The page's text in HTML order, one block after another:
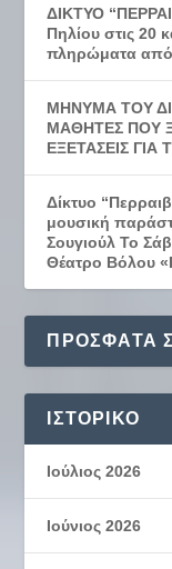
ΔΙΚΤΥΟ
Πηλίου στις 20
πληρώματα από
ΜΗΝΥΜΑ ΤΟΥ
ΜΑΘΗΤΕΣ ΠΟΥ
ΕΞΕΤΑΣΕΙΣ
Δίκτυο
μουσική
Σουγιούλ Το
Θέατρο Βόλου
ΠΡΌΣΦΑΤΑ
ΙΣΤΟΡΙΚΌ
Ιούλιος 2026
Ιούνιος 2026